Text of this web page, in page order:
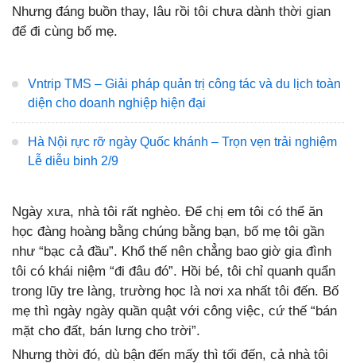
Nhưng đáng buồn thay, lâu rồi tôi chưa dành thời gian
để đi cùng bố mẹ.
Vntrip TMS – Giải pháp quản trị công tác và du lịch toàn
diện cho doanh nghiệp hiện đại
Hà Nội rực rỡ ngày Quốc khánh – Trọn vẹn trải nghiệm
Lễ diễu binh 2/9
Ngày xưa, nhà tôi rất nghèo. Để chị em tôi có thể ăn
học đàng hoàng bằng chúng bằng bạn, bố mẹ tôi gần
như “bạc cả đầu”. Khổ thế nên chẳng bao giờ gia đình
tôi có khái niệm “đi đâu đó”. Hồi bé, tôi chỉ quanh quẩn
trong lũy tre làng, trường học là nơi xa nhất tôi đến. Bố
mẹ thì ngày ngày quần quật với công việc, cứ thế “bán
mặt cho đất, bán lưng cho trời”.
Nhưng thời đó, dù bận đến mấy thì tối đến, cả nhà tôi